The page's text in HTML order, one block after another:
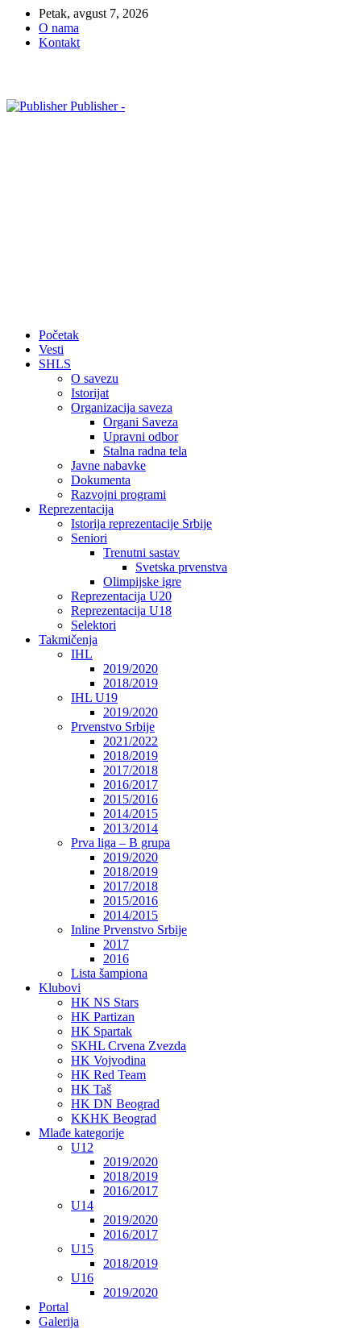
Petak, avgust 7, 2026
O nama
Kontakt
Publisher -
Početak
Vesti
SHLS
O savezu
Istorijat
Organizacija saveza
Organi Saveza
Upravni odbor
Stalna radna tela
Javne nabavke
Dokumenta
Razvojni programi
Reprezentacija
Istorija reprezentacije Srbije
Seniori
Trenutni sastav
Svetska prvenstva
Olimpijske igre
Reprezentacija U20
Reprezentacija U18
Selektori
Takmičenja
IHL
2019/2020
2018/2019
IHL U19
2019/2020
Prvenstvo Srbije
2021/2022
2018/2019
2017/2018
2016/2017
2015/2016
2014/2015
2013/2014
Prva liga – B grupa
2019/2020
2018/2019
2017/2018
2015/2016
2014/2015
Inline Prvenstvo Srbije
2017
2016
Lista šampiona
Klubovi
HK NS Stars
HK Partizan
HK Spartak
SKHL Crvena Zvezda
HK Vojvodina
HK Red Team
HK Taš
HK DN Beograd
KKHK Beograd
Mlađe kategorije
U12
2019/2020
2018/2019
2016/2017
U14
2019/2020
2016/2017
U15
2018/2019
U16
2019/2020
Portal
Galerija